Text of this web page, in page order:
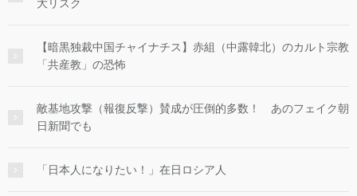
大リスク
【暗黒独裁中国チャイナチス】赤組（中露韓北）のカルト宗教
「共産教」の恐怖
敵基地攻撃（報復反撃）賛成が圧倒的多数！ あのフェイク朝
日新聞でも
「日本人になりたい！」在日ロシア人